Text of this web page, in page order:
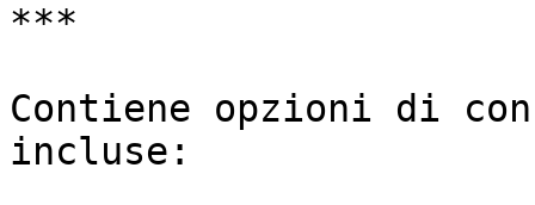
***
Contiene opzioni di
incluse: